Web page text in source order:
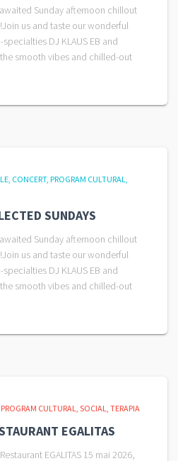
awaited Sunday afternoon chillout
us and taste our wonderful
DJ KLAUS EB and
smooth vibes and chilled-out
CONCERT PROGRAM CULTURAL
SUNDAYS
awaited Sunday afternoon chillout
us and taste our wonderful
DJ KLAUS EB and
smooth vibes and chilled-out
PROGRAM CULTURAL SOCIAL TERAPIA
EGALITAS
EGALITAS 15 mai 2026,